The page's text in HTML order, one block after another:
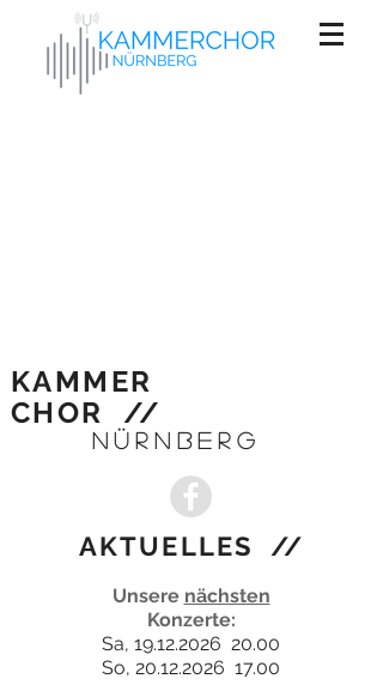
KAMMER
CHOR //
NÜRNBERG
AKTUELLES //
Unsere nächsten
Konzerte:
Sa, 19.12.2026 20.00
So, 20.12.2026 17.00